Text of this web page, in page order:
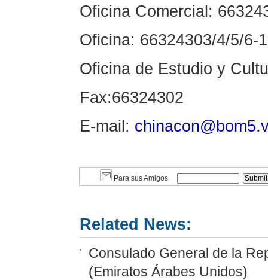
Oficina Comercial:
Oficina: 66324303/4/5/6-
Oficina de Estudio y
Fax:66324302
E-mail:
Para sus Amigos
Related News:
Consulado General de la
(Emiratos Árabes Unidos)